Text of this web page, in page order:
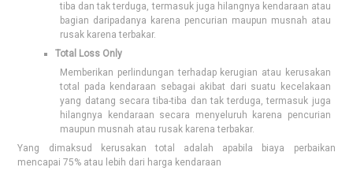
tiba dan tak terduga, termasuk juga hilangnya kendaraan atau
bagian daripadanya karena pencurian maupun musnah atau
rusak karena terbakar.
Total Loss Only
Memberikan perlindungan terhadap kerugian atau kerusakan
total pada kendaraan sebagai akibat dari suatu kecelakaan
yang datang secara tiba-tiba dan tak terduga, termasuk juga
hilangnya kendaraan secara menyeluruh karena pencurian
maupun musnah atau rusak karena terbakar.
Yang dimaksud kerusakan total adalah apabila biaya perbaikan
mencapai 75% atau lebih dari harga kendaraan